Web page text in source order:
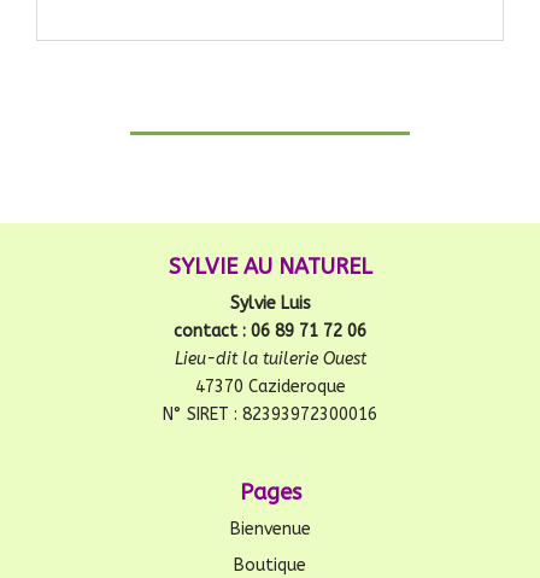
SYLVIE AU NATUREL
Sylvie Luis
contact : 06 89 71 72 06
Lieu-dit la tuilerie Ouest
47370 Cazideroque
N° SIRET : 82393972300016
Pages
Bienvenue
Boutique